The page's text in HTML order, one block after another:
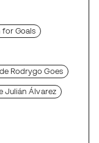
for Goals
Rodrygo Goes
Julián Álvarez